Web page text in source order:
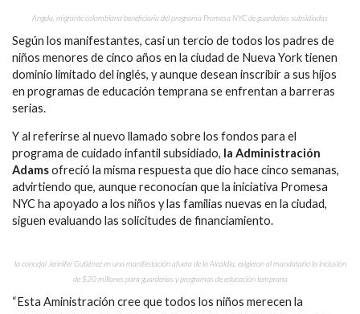
Angela, migrante colombiana beneficiaria del programa Promesa NYC de guarderías subsidiadas
Según los manifestantes, casi un tercio de todos los padres de
niños menores de cinco años en la ciudad de Nueva York tienen
dominio limitado del inglés, y aunque desean inscribir a sus hijos
en programas de educación temprana se enfrentan a barreras
serias.
Y al referirse al nuevo llamado sobre los fondos para el
programa de cuidado infantil subsidiado, la Administración
Adamsofreció la misma respuesta que dio hace cinco semanas,
advirtiendo que, aunque reconocían que la iniciativa Promesa
NYC ha apoyado a los niños y las familias nuevas en la ciudad,
siguen evaluando las solicitudes de financiamiento.
la concejal Jennifer Gutiérrez en una manifestación afuera de la Alcaldía, exigieron al mandatario la inclusión
de $20 millones para guarderías y programas de educación temprana
“Esta Aministración cree que todos los niños merecen la